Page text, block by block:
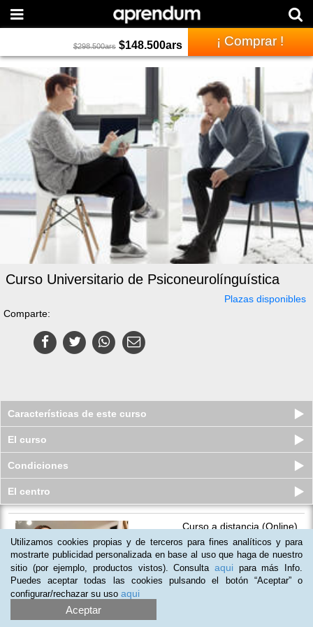
$298.500ars $148.500ars ¡ Comprar !
Curso Universitario de Psiconeurolínguística
Plazas disponibles
Comparte:
Características de este curso
El curso
Condiciones
El centro
Curso a distancia (Online)
Universitario de Arteterapia
Plazas disponibles
298.500 $148.500ars
Utilizamos cookies propias y de terceros para fines analíticos y para
mostrarte publicidad personalizada en base al uso que haga de nuestro
sitio (por ejemplo, productos vistos). Consulta aqui para más Info.
Puedes aceptar todas las cookies pulsando el botón “Aceptar” o
configurar/rechazar su uso aqui
Aceptar